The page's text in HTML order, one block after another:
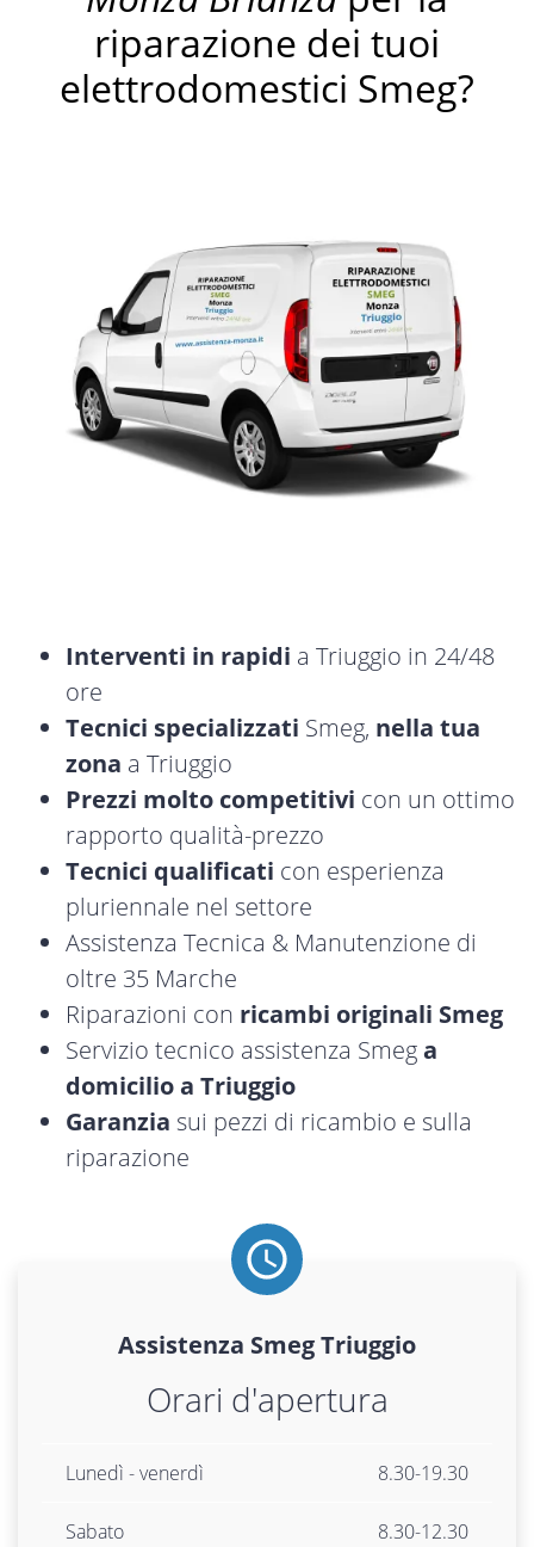
riparazione dei tuoi
elettrodomestici Smeg?
Interventi in rapidi a Triuggio in 24/48
ore
Tecnici specializzati Smeg, nella tua
zona a Triuggio
Prezzi molto competitivi con un ottimo
rapporto qualità-prezzo
Tecnici qualificati con esperienza
pluriennale nel settore
Assistenza Tecnica & Manutenzione di
oltre 35 Marche
Riparazioni con ricambi originali Smeg
Servizio tecnico assistenza Smega
domicilio a Triuggio
Garanzia sui pezzi di ricambio e sulla
riparazione
Assistenza SmegTriuggio
Orari d'apertura
Lunedì - venerdì 8.30-19.30
Sabato 8.30-12.30